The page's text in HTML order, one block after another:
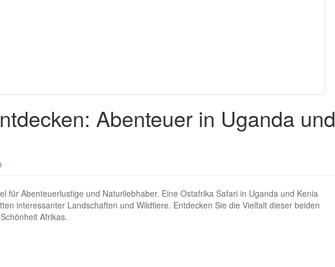
Abenteuer in Uganda und
für Abenteuerlustige und Naturliebhaber. Eine Ostafrika Safari in Uganda und Kenia
interessanter Landschaften und Wildtiere. Entdecken Sie die Vielfalt dieser beiden
Afrikas.